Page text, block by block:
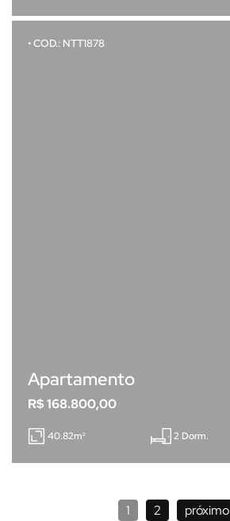
• COD.: NTT1878
Apartamento
R$ 168.800,00
40.82m² 2 Dorm.
1 2 próximo